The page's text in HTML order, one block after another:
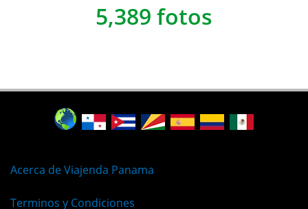
5,389 fotos
Acerca de Viajenda Panama
Terminos y Condiciones